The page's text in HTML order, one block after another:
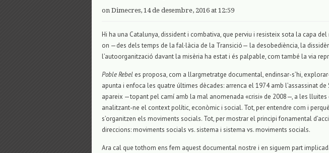
on Dimecres, 14 de desembre, 2016 at 12:59
Hi ha una Catalunya, dissident i combativa, que perviu i resisteix sota la capa
on —des dels temps de la fal·làcia de la Transició— la desobediència, la
l’autoorganització davant la misèria ha estat i és palpable, com també la via
Poble Rebel es proposa, com a llargmetratge documental, endinsar-s’hi,
apunta i enfoca les quatre últimes dècades: arrenca el 1974 amb l’assassinat de
apareix —topant pel camí amb la mal anomenada «crisi» de 2008—, a les lluites
analitzant-ne el context polític, econòmic i social. Tot, per entendre com i
s’organitzen els moviments socials. Tot, per mostrar el principi fonamental
direccions: moviments socials vs. sistema i sistema vs. moviments socials.
Ara cal que tothom ens fem aquest documental nostre i en siguem part